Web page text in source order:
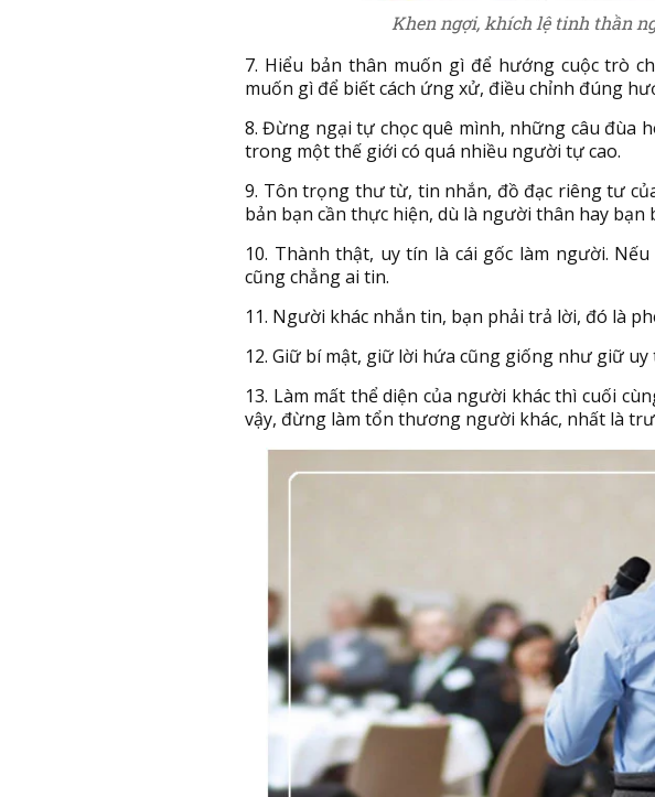
Khen ngợi, khích lệ tinh thần
7. Hiểu bản thân muốn gì để hướng cuộc trò
muốn gì để biết cách ứng xử, điều chỉnh đúng
8. Đừng ngại tự chọc quê mình, những câu đùa
trong một thế giới có quá nhiều người tự cao.
9. Tôn trọng thư từ, tin nhắn, đồ đạc riêng tư
bản bạn cần thực hiện, dù là người thân hay bạn
10. Thành thật, uy tín là cái gốc làm người.
cũng chẳng ai tin.
11. Người khác nhắn tin, bạn phải trả lời, đó là
12. Giữ bí mật, giữ lời hứa cũng giống như giữ uy
13. Làm mất thể diện của người khác thì cuối
vậy, đừng làm tổn thương người khác, nhất là